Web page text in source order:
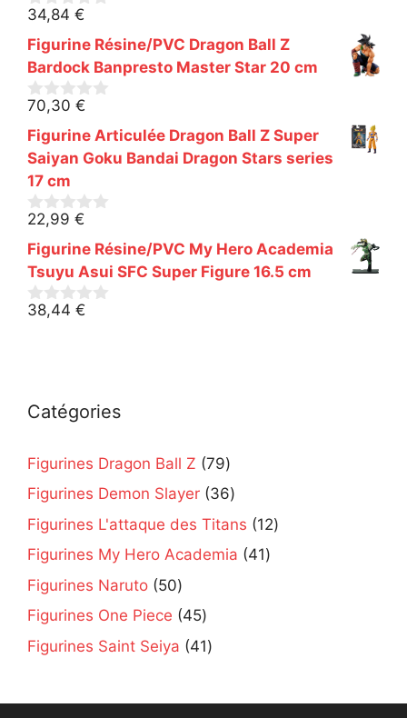
0
s
u
r
5
34,84 €
Figurine Résine/PVC Dragon Ball Z
Bardock Banpresto Master Star 20 cm
0
s
u
r
5
70,30 €
Figurine Articulée Dragon Ball Z Super
Saiyan Goku Bandai Dragon Stars series
17 cm
0
s
u
r
5
22,99 €
Figurine Résine/PVC My Hero Academia
Tsuyu Asui SFC Super Figure 16.5 cm
0
38,44 €
Catégories
Figurines Dragon Ball Z 7979
products
Figurines Demon Slayer 3636
products
Figurines L'attaque des Titans 1212
Figurines My Hero Academia 4141
Figurines Naruto 5050
products
Figurines One Piece 4545
products
Figurines Saint Seiya 4141